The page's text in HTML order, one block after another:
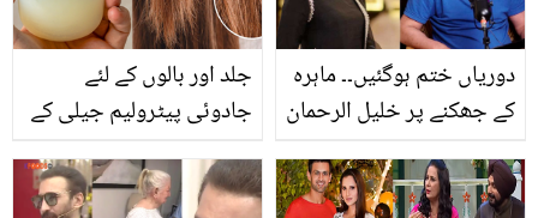
جلد اور بالوں کے لئے
جادوئی پیٹرولیم جیلی کے
وہ فوائد جو آپ نے پہلے
کبھی نہیں سُنے ہوں گے
دوریاں ختم ہوگئیں۔۔ ماہرہ
کے جھکنے پر خلیل الرحمان
بھی نرم پڑ گئے ! دیکھیں
کیا کہا؟